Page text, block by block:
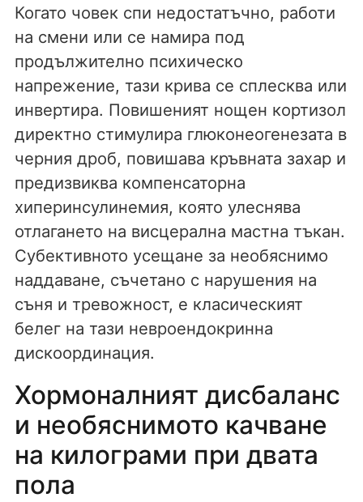
Когато човек спи недостатъчно, работи
на смени или се намира под
продължително психическо
напрежение, тази крива се сплесква или
инвертира. Повишеният нощен кортизол
директно стимулира глюконеогенезата в
черния дроб, повишава кръвната захар и
предизвиква компенсаторна
хиперинсулинемия, която улеснява
отлагането на висцерална мастна тъкан.
Субективното усещане за необяснимо
наддаване, съчетано с нарушения на
съня и тревожност, е класическият
белег на тази невроендокринна
дискоординация.
Хормоналният дисбаланс
и необяснимото качване
на килограми при двата
пола